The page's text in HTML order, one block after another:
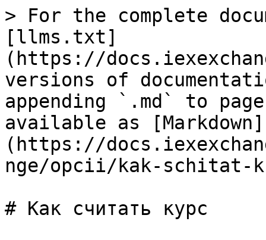
> For the complete
[llms.txt]
(https://
versions of
appending `.md` to
available as [Markdown]
(https://
nge/opcii/kak-schitat-
# Как считать курс